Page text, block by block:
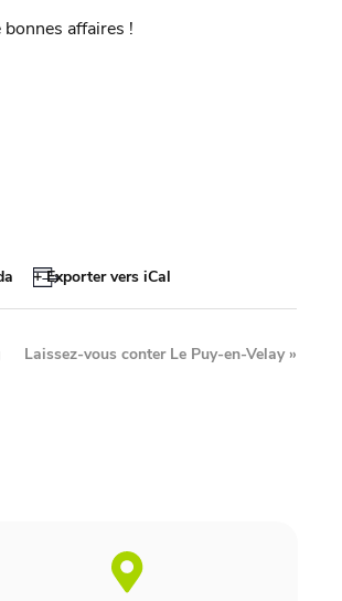
affaires !
+ Exporter vers iCal
Laissez-vous conter Le Puy-en-Velay»